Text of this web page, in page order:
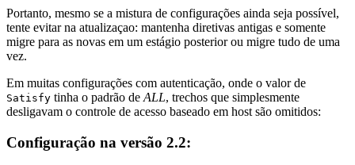
Portanto, mesmo se a mistura de configurações ainda seja possível,
tente evitar na atualizaçao: mantenha diretivas antigas e somente
migre para as novas em um estágio posterior ou migre tudo de uma
vez.
Em muitas configurações com autenticação, onde o valor de
Satisfy tinha o padrão deALL, trechos que simplesmente
desligavam o controle de acesso baseado em host são omitidos:
Configuração na versão 2.2: